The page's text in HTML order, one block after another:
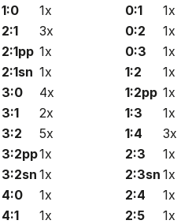
1:0
1x
2:1
3x
2:1pp 1x
2:1sn 1x
3:0
4x
3:1
2x
3:2
5x
3:2pp1x
3:2sn 1x
4:0
1x
4:1
1x
0:1
1x
0:2
1x
0:3
1x
1:2
1x
1:2pp 1x
1:3
1x
1:4
3x
2:3
1x
2:3sn 1x
2:4
1x
2:5
1x